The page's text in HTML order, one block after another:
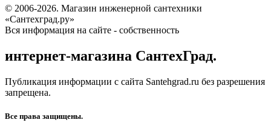
© 2006-2026. Магазин инженерной сантехники
«Сантехград.ру»
Вся информация на сайте - собственность
интернет-магазина СантехГрад.
Публикация информации с сайта Santehgrad.ru без разрешения
запрещена.
Все права защищены.